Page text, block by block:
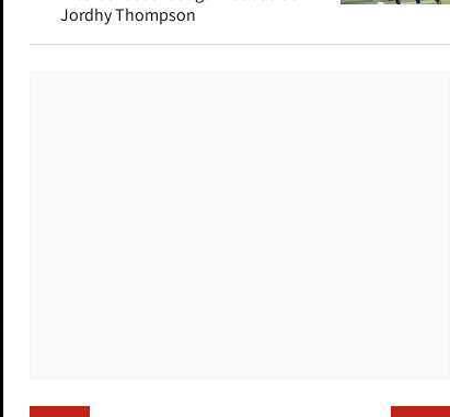
Jordhy Thompson